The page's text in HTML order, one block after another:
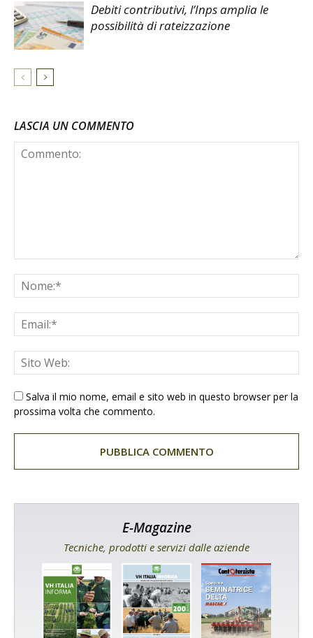
Debiti contributivi, l’Inps amplia le
possibilità di rateizzazione
LASCIA UN COMMENTO
Salva il mio nome, email e sito web in questo browser per la
prossima volta che commento.
E-Magazine
Tecniche, prodotti e servizi dalle aziende